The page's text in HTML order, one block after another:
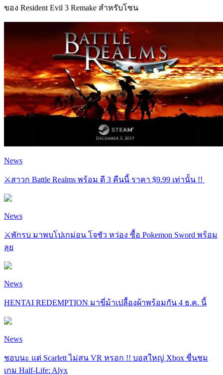
ของ Resident Evil 3 Remake สำหรับโซน
News
⚔️สาวก Battle Realms พร้อม ตี 3 คืนนี้ ราคา $9.99 เท่านั้น !!
News
⚔️พักรบ มาพบโปเกม่อน โจชัว หว่อง ซื้อ Pokemon Sword พร้อม
ลุย
News
HENTAI REDEMPTION มาขี่ม้าเปลื้องผ้าพร้อมกัน 4 ธ.ค. นี้
News
ชอบนะ แต่ Scarlett ไม่สน VR หรอก !! บอสใหญ่ Xbox ชื่นชม
เกม Half-Life: Alyx